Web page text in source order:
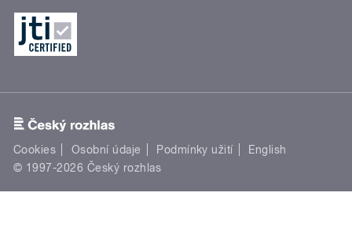
Cookies Osobní údaje Podmínky užití
English
© 1997-2026 Český rozhlas